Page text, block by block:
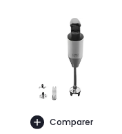
Comparer